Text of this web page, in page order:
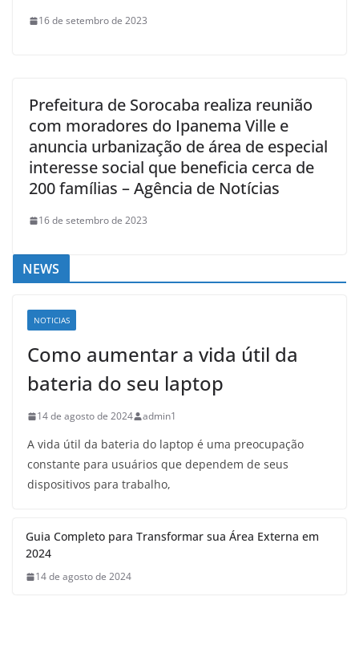
16 de setembro de 2023
Prefeitura de Sorocaba realiza reunião
com moradores do Ipanema Ville e
anuncia urbanização de área de especial
interesse social que beneficia cerca de
200 famílias – Agência de Notícias
16 de setembro de 2023
NEWS
NOTICIAS
Como aumentar a vida útil da
bateria do seu laptop
14 de agosto de 2024 admin1
A vida útil da bateria do laptop é uma preocupação
constante para usuários que dependem de seus
dispositivos para trabalho,
Guia Completo para Transformar sua Área Externa em
2024
14 de agosto de 2024